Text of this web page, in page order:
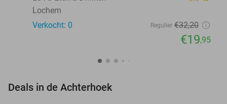
Lochem
Verkocht: 0
Regulier €32,20
€19,95
Deals in de Achterhoek